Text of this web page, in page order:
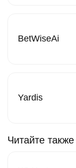
BetWiseAi
Yardis
Читайте также